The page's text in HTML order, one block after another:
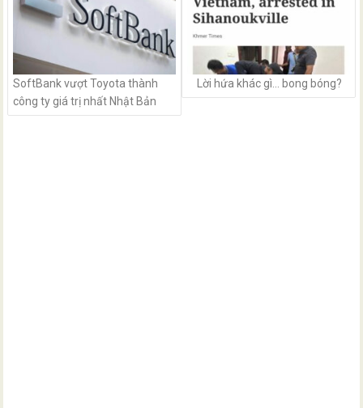
SoftBank vượt Toyota thành
công ty giá trị nhất Nhật Bản
Lời hứa khác gì… bong bóng?